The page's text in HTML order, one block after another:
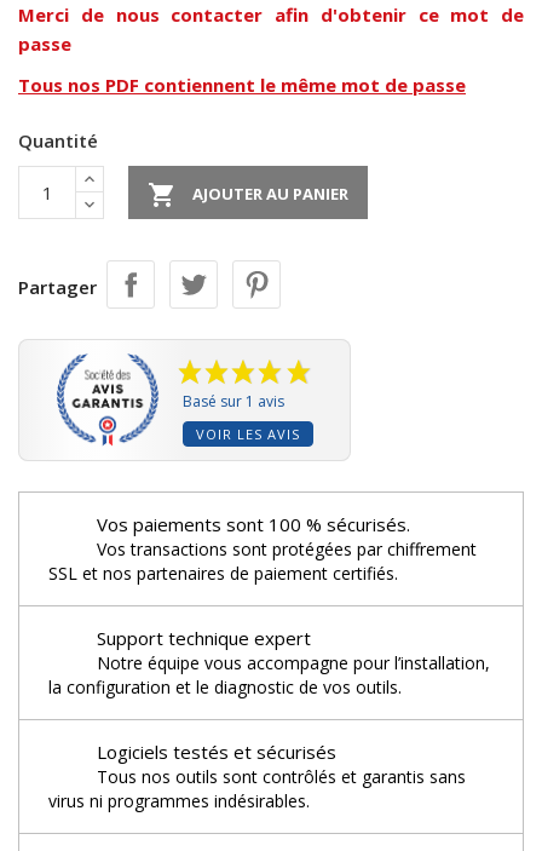
Merci de nous contacter afin d'obtenir ce mot de
passe
Tous nos PDF contiennent le même mot de passe
Quantité
 AJOUTER AU PANIER
Partager
Basé sur 1 avis
VOIR LES AVIS
Vos paiements sont 100 % sécurisés.
Vos transactions sont protégées par chiffrement
SSL et nos partenaires de paiement certifiés.
Support technique expert
Notre équipe vous accompagne pour l’installation,
la configuration et le diagnostic de vos outils.
Logiciels testés et sécurisés
Tous nos outils sont contrôlés et garantis sans
virus ni programmes indésirables.